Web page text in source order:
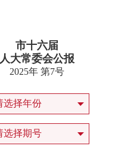
市十六届
人大常委会公报
2025年 第7号